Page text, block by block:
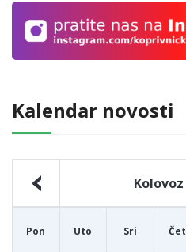
Kalendar novosti
Kolovoz
Pon Uto Sri Čet